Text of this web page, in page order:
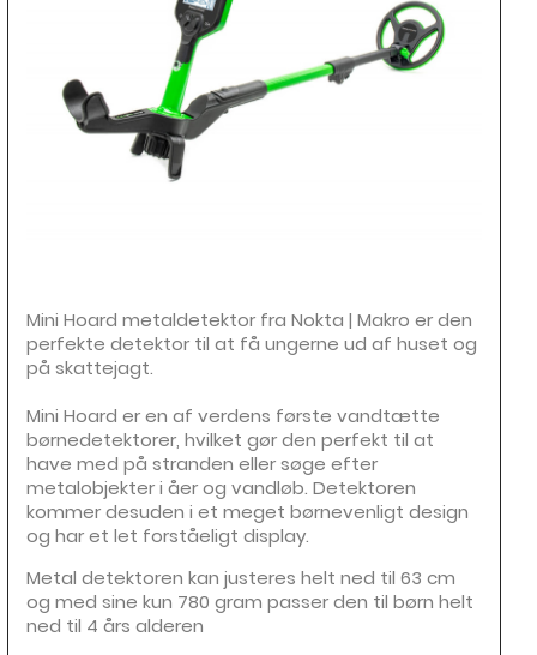
Mini Hoard metaldetektor fra Nokta | Makro er den
perfekte detektor til at få ungerne ud af huset og
på skattejagt.
Mini Hoard er en af verdens første vandtætte
børnedetektorer, hvilket gør den perfekt til at
have med på stranden eller søge efter
metalobjekter i åer og vandløb. Detektoren
kommer desuden i et meget børnevenligt design
og har et let forståeligt display.
Metal detektoren kan justeres helt ned til 63 cm
og med sine kun 780 gram passer den til børn helt
ned til 4 års alderen